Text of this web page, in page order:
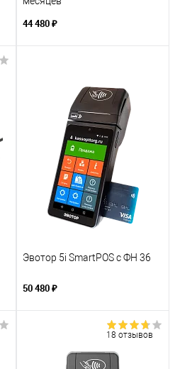
44 480 ₽
Эвотор 5i SmartPOS с ФН 36
50 480 ₽
18 отзывов